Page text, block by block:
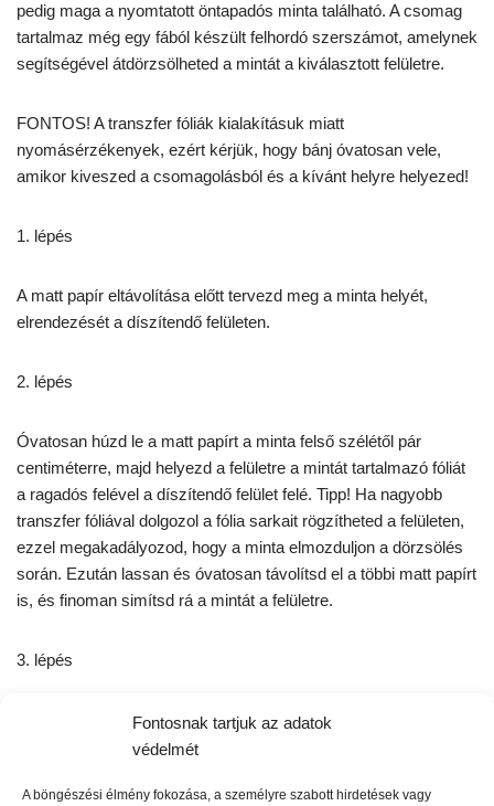
Fontosnak tartjuk az adatok
védelmét
A böngészési élmény fokozása, a személyre szabott hirdetések vagy
pedig maga a nyomtatott öntapadós minta található. A csomag
tartalmaz még egy fából készült felhordó szerszámot, amelynek
segítségével átdörzsölheted a mintát a kiválasztott felületre.
FONTOS! A transzfer fóliák kialakításuk miatt
nyomásérzékenyek, ezért kérjük, hogy bánj óvatosan vele,
amikor kiveszed a csomagolásból és a kívánt helyre helyezed!
1. lépés
A matt papír eltávolítása előtt tervezd meg a minta helyét,
elrendezését a díszítendő felületen.
2. lépés
Óvatosan húzd le a matt papírt a minta felső szélétől pár
centiméterre, majd helyezd a felületre a mintát tartalmazó fóliát
a ragadós felével a díszítendő felület felé. Tipp! Ha nagyobb
transzfer fóliával dolgozol a fólia sarkait rögzítheted a felületen,
ezzel megakadályozod, hogy a minta elmozduljon a dörzsölés
során. Ezután lassan és óvatosan távolítsd el a többi matt papírt
is, és finoman simítsd rá a mintát a felületre.
3. lépés
Fentről lefelé haladva dörzsöld végig a fóliát a csomagolásban
található fapálcával. Használhatsz műanyag kártyát vagy más
Gondosan minden apró részletet át kell dörzsölni!